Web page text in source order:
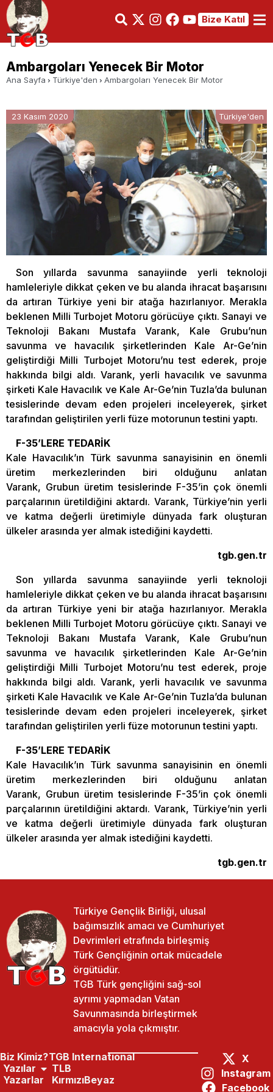
Bize Katıl
Ambargoları Yenecek Bir Motor
Ana Sayfa Türkiye'den Ambargoları Yenecek Bir Motor
23 Kasım 2020 Türkiye'den
Son yıllarda savunma sanayiinde yerli teknoloji
hamleleriyle dikkat çeken ve bu alanda ihracat başarısını
da artıran Türkiye yeni bir atağa hazırlanıyor. Merakla
beklenen Milli Turbojet Motoru görücüye çıktı. Sanayi ve
Teknoloji Bakanı Mustafa Varank, Kale Grubu’nun
savunma ve havacılık şirketlerinden Kale Ar-Ge’nin
geliştirdiği Milli Turbojet Motoru’nu test ederek, proje
hakkında bilgi aldı. Varank, yerli havacılık ve savunma
şirketi Kale Havacılık ve Kale Ar-Ge’nin Tuzla’da bulunan
tesislerinde devam eden projeleri inceleyerek, şirket
tarafından geliştirilen yerli füze motorunun testini yaptı.
F-35’LERE TEDARİK
Kale Havacılık’ın Türk savunma sanayisinin en önemli
üretim merkezlerinden biri olduğunu anlatan
Varank, Grubun üretim tesislerinde F-35’in çok önemli
parçalarının üretildiğini aktardı. Varank, Türkiye’nin yerli
ve katma değerli üretimiyle dünyada fark oluşturan
ülkeler arasında yer almak istediğini kaydetti.
tgb.gen.tr
Son yıllarda savunma sanayiinde yerli teknoloji
hamleleriyle dikkat çeken ve bu alanda ihracat başarısını
da artıran Türkiye yeni bir atağa hazırlanıyor. Merakla
beklenen Milli Turbojet Motoru görücüye çıktı. Sanayi ve
Teknoloji Bakanı Mustafa Varank, Kale Grubu’nun
savunma ve havacılık şirketlerinden Kale Ar-Ge’nin
geliştirdiği Milli Turbojet Motoru’nu test ederek, proje
hakkında bilgi aldı. Varank, yerli havacılık ve savunma
şirketi Kale Havacılık ve Kale Ar-Ge’nin Tuzla’da bulunan
tesislerinde devam eden projeleri inceleyerek, şirket
tarafından geliştirilen yerli füze motorunun testini yaptı.
F-35’LERE TEDARİK
Kale Havacılık’ın Türk savunma sanayisinin en önemli
üretim merkezlerinden biri olduğunu anlatan
Varank, Grubun üretim tesislerinde F-35’in çok önemli
parçalarının üretildiğini aktardı. Varank, Türkiye’nin yerli
ve katma değerli üretimiyle dünyada fark oluşturan
ülkeler arasında yer almak istediğini kaydetti.
tgb.gen.tr
Paylaş:
Türkiye Gençlik Birliği, ulusal
bağımsızlık amacı ve Cumhuriyet
Devrimleri etrafında birleşmiş
Türk Gençliğinin ortak mücadele
örgütüdür.
TGB Türk gençliğini sağ-sol
ayrımı yapmadan Vatan
Savunmasında birleştirmek
amacıyla yola çıkmıştır.
Biz Kimiz?
Yazılar
Yazarlar
TGB International
TLB
KırmızıBeyaz
X
Instagram
Facebook